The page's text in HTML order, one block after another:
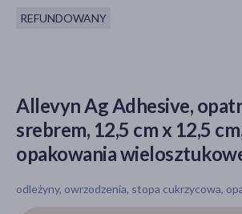
Hit
REFUNDOWANY
Allevyn Ag Adhesive,
srebrem, 12,5 cm x 12,5
opakowania
odleżyny, owrzodzenia, stopa cukrzycowa,